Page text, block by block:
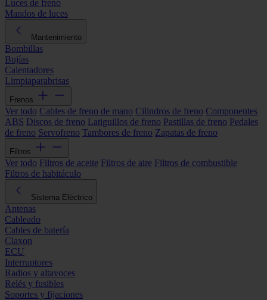
Luces de freno
Mandos de luces
Mantenimiento
Bombillas
Bujías
Calentadores
Limpiaparabrisas
Frenos
Ver todo Cables de freno de mano Cilindros de freno Componentes
ABS Discos de freno Latiguillos de freno Pastillas de freno Pedales
de freno Servofreno Tambores de freno Zapatas de freno
Filtros
Ver todo Filtros de aceite Filtros de aire Filtros de combustible
Filtros de habitáculo
Sistema Eléctrico
Antenas
Cableado
Cables de batería
Claxon
ECU
Interruptores
Radios y altavoces
Relés y fusibles
Soportes y fijaciones